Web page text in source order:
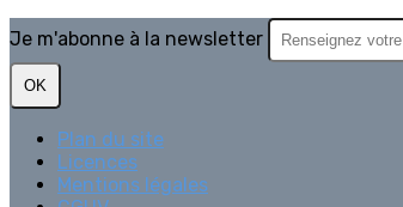
Je m'abonne à la newsletter
OK
Plan du site
Licences
Mentions légales